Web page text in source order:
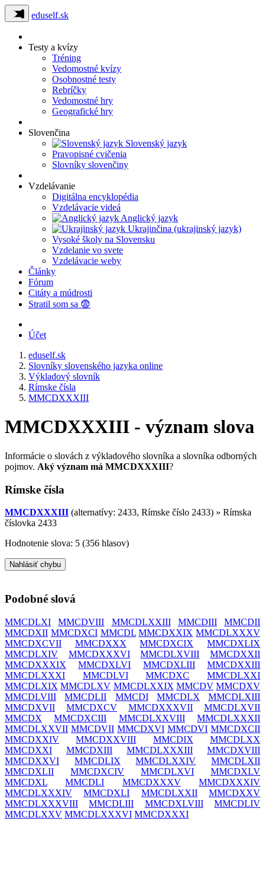
eduself.sk
Testy a kvízy
Tréning
Vedomostné kvízy
Osobnostné testy
Rebríčky
Vedomostné hry
Geografické hry
Slovenčina
Slovenský jazyk
Pravopisné cvičenia
Slovníky slovenčiny
Vzdelávanie
Digitálna encyklopédia
Vzdelávacie videá
Anglický jazyk
Ukrajinčina (ukrajinský jazyk)
Vysoké školy na Slovensku
Vzdelanie vo svete
Vzdelávacie weby
Články
Fórum
Citáty a múdrosti
Stratil som sa 😨
Účet
eduself.sk
Slovníky slovenského jazyka online
Výkladový slovník
Rímske čísla
MMCDXXXIII
MMCDXXXIII - význam slova
Informácie o slovách z výkladového slovníka a slovníka odborných
pojmov. Aký význam má MMCDXXXIII?
Rímske čísla
MMCDXXXIII (alternatívy: 2433, Rímske číslo 2433) » Rímska
číslovka 2433
Hodnotenie slova: 5 (356 hlasov)
Nahlásiť chybu
Podobné slová
MMCDLXI MMCDVIII MMCDLXXIII MMCDIII
MMCDII
MMCDXII MMCDXCI MMCDL MMCDXXIX MMCDLXXXV
MMCDXCVII
MMCDXXX MMCDXCIX
MMCDXLIX
MMCDLXIV
MMCDXXXVI MMCDLXVIII
MMCDXXII
MMCDXXXIX
MMCDXLVI MMCDXLIII
MMCDXXIII
MMCDLXXXI
MMCDLVI MMCDXC
MMCDLXXI
MMCDLXIX MMCDLXV MMCDLXXIX MMCDV MMCDXV
MMCDLVIII
MMCDLII MMCDI MMCDLX
MMCDLXIII
MMCDXVII
MMCDXCV MMCDXXXVII
MMCDLXVII
MMCDX
MMCDXCIII MMCDLXXVIII
MMCDLXXXII
MMCDLXXVII MMCDVII MMCDXVI MMCDVI MMCDXCII
MMCDXXIV
MMCDXXVIII MMCDIX
MMCDLXX
MMCDXXI
MMCDXIII MMCDLXXXIII
MMCDXVIII
MMCDXXVI
MMCDLIX MMCDLXXIV
MMCDLXII
MMCDXLII
MMCDXCIV MMCDLXVI
MMCDXLV
MMCDXL
MMCDLI MMCDXXXV
MMCDXXXIV
MMCDLXXXIV
MMCDXLI MMCDLXXII
MMCDXXV
MMCDLXXXVIII
MMCDLIII MMCDXLVIII
MMCDLIV
MMCDLXXV MMCDLXXXVI MMCDXXXI